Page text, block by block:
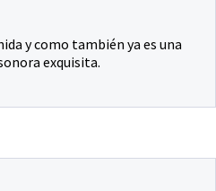
y como también ya es una
exquisita.